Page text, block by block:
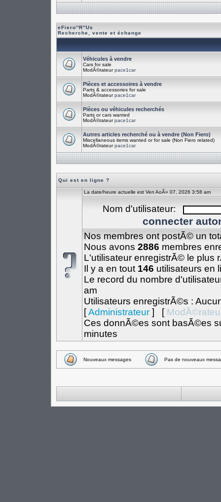
eFiero''R''Us
Recherche, vente et échange
Véhicules à vendre
Cars for sale
ModÃ©rateurpace1car
Pièces et accessoires à vendre
Parts & accessories for sale
ModÃ©rateurpace1car
Pièces ou véhicules recherchés
Parts or cars wanted
ModÃ©rateurpace1car
Autres articles recherché ou à vendre (Non Fiero)
Miscellaneous items wanted or for sale (Non Fiero related)
ModÃ©rateurpace1car
Qui est en ligne ?
La date/heure actuelle est Ven AoÃ» 07, 2026 3:58 am
Nom d'utilisateur:
connecter
Nos membres ont postÃ© un
Nous avons 2886 membres
L'utilisateur enregistrÃ© le plus
Il y a en tout 146 utilisateurs en
Le record du nombre
am
Utilisateurs enregistrÃ©s :
[Administrateur] [
Ces donnÃ©es sont basÃ©es
minutes
Nouveaux messages Pas de nouveaux